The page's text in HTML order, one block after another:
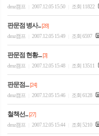
dmz캠프
2007.12.05 15:50 조회 11822
판문점 병사...[28]
dmz캠프
2007.12.05 15:49 조회 6597
판문점 현황....[3]
dmz캠프
2007.12.05 15:48 조회 13511
판문점....[24]
dmz캠프
2007.12.05 15:46 조회 6128
철책선...[27]
dmz캠프
2007.12.05 15:44 조회 5210